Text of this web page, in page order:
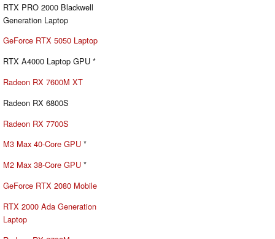
RTX PRO 2000 Blackwell
Generation Laptop
GeForce RTX 5050 Laptop
RTX A4000 Laptop GPU *
Radeon RX 7600M XT
Radeon RX 6800S
Radeon RX 7700S
M3 Max 40-Core GPU *
M2 Max 38-Core GPU *
GeForce RTX 2080 Mobile
RTX 2000 Ada Generation
Laptop